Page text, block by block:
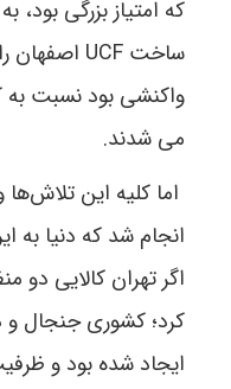
که امتیاز بزرگی بود،
ساخت UCF اصفهان
واکنشی بود نسبت به
می شدند.
اما کلیه این
انجام شد که دنیا به
اگر تهران کالایی دو
کرد؛ کشوری جنجال و
ایجاد شده بود و